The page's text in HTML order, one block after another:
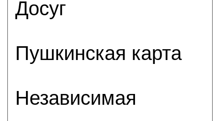
Досуг
Пушкинская карта
Независимая